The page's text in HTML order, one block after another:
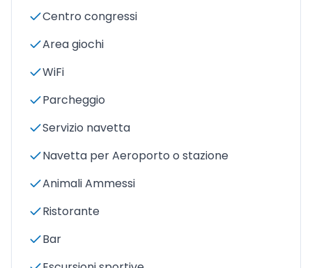
Centro congressi
Area giochi
WiFi
Parcheggio
Servizio navetta
Navetta per Aeroporto o stazione
Animali Ammessi
Ristorante
Bar